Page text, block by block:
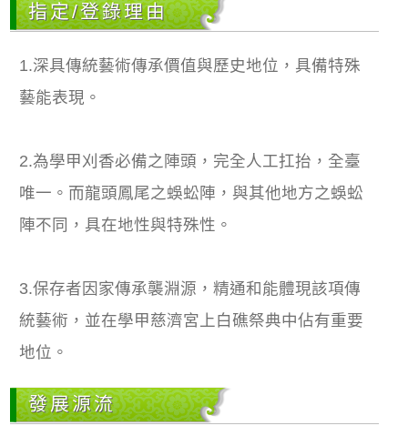
指定/登錄理由
1.深具傳統藝術傳承價值與歷史地位，具備特殊
藝能表現。
2.為學甲刈香必備之陣頭，完全人工扛抬，全臺
唯一。而龍頭鳳尾之蜈蚣陣，與其他地方之蜈蚣
陣不同，具在地性與特殊性。
3.保存者因家傳承襲淵源，精通和能體現該項傳
統藝術，並在學甲慈濟宮上白礁祭典中佔有重要
地位。
發展源流